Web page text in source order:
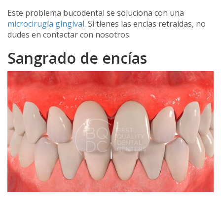
Este problema bucodental se soluciona con una
microcirugía gingival. Si tienes las encías retraídas, no
dudes en contactar con nosotros.
Sangrado de encías